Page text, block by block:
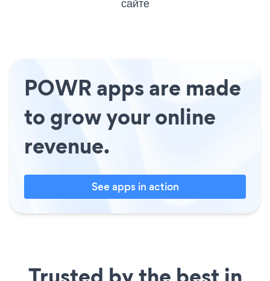
POWR apps are made
to grow your online
revenue.
See apps in action